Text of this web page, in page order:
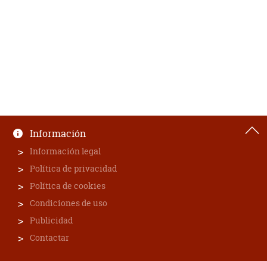
Información
Información legal
Política de privacidad
Política de cookies
Condiciones de uso
Publicidad
Contactar